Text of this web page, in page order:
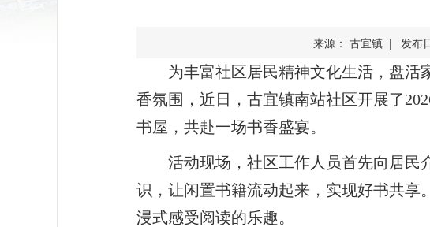
来源： 古宜镇 | 发布
为丰富社区居民精神文化生活，盘活
香氛围，近日，古宜镇南站社区开展了
书屋，共赴一场书香盛宴。
活动现场，社区工作人员首先向居民
识，让闲置书籍流动起来，实现好书共
浸式感受阅读的乐趣。